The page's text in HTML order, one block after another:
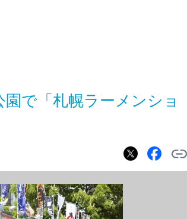
で「札幌ラーメンショ